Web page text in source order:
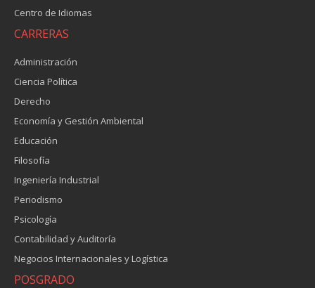
Centro de Idiomas
CARRERAS
Administración
Ciencia Política
Derecho
Economía y Gestión Ambiental
Educación
Filosofía
Ingeniería Industrial
Periodismo
Psicología
Contabilidad y Auditoría
Negocios Internacionales y Logística
POSGRADO